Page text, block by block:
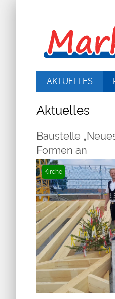
AKTUELLES
Aktuelles
Baustelle
Formen an
Kirche